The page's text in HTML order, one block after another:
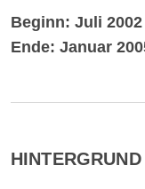
Beginn: Juli 2002
Ende: Januar
HINTERGRUND